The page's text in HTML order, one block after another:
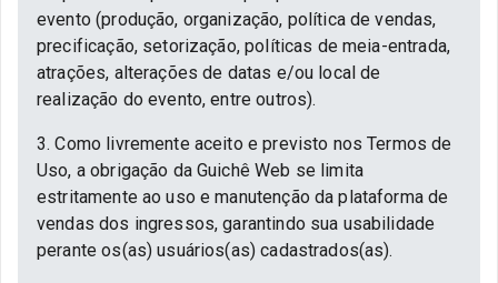
evento (produção, organização, política de vendas,
precificação, setorização, políticas de meia-entrada,
atrações, alterações de datas e/ou local de
realização do evento, entre outros).
3. Como livremente aceito e previsto nos Termos de
Uso, a obrigação da Guichê Web se limita
estritamente ao uso e manutenção da plataforma de
vendas dos ingressos, garantindo sua usabilidade
perante os(as) usuários(as) cadastrados(as).